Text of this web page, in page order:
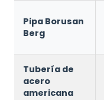
Pipa Borusan
Berg
Tubería de
acero
americana